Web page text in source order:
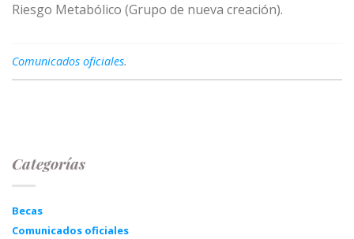
Riesgo Metabólico (Grupo de nueva creación).
Comunicados oficiales.
Categorías
Becas
Comunicados oficiales